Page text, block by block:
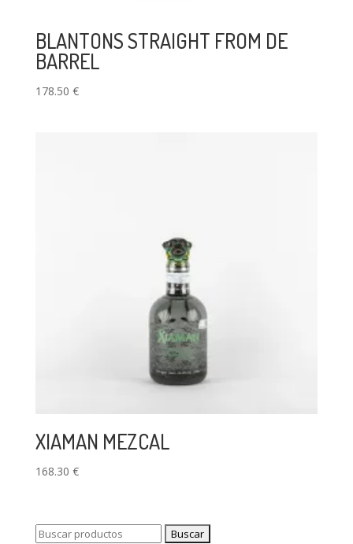
BLANTONS STRAIGHT FROM DE
BARREL
178.50 €
XIAMAN MEZCAL
168.30 €
Buscar: